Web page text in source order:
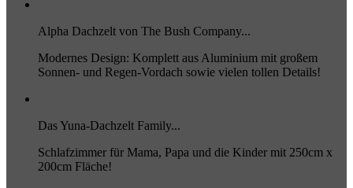
Alpha Dachzelt von The Bush Company...
Modernes Design: Komplett aus Aluminium mit großem
Sonnen- und Regen-Vordach sowie vielen tollen Details!
Das Yuna-Dachzelt Family...
Schlafzimmer für Mama, Papa und die Kinder mit 250cm x
200cm Fläche!